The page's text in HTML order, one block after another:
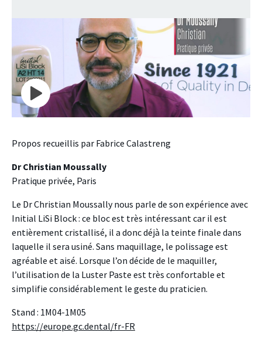
Propos recueillis par Fabrice Calastreng
Dr Christian Moussally
Pratique privée, Paris
Le Dr Christian Moussally nous parle de son expérience avec
Initial LiSi Block : ce bloc est très intéressant car il est
entièrement cristallisé, il a donc déjà la teinte finale dans
laquelle il sera usiné. Sans maquillage, le polissage est
agréable et aisé. Lorsque l’on décide de le maquiller,
l’utilisation de la Luster Paste est très confortable et
simplifie considérablement le geste du praticien.
Stand : 1M04-1M05
https://europe.gc.dental/fr-FR